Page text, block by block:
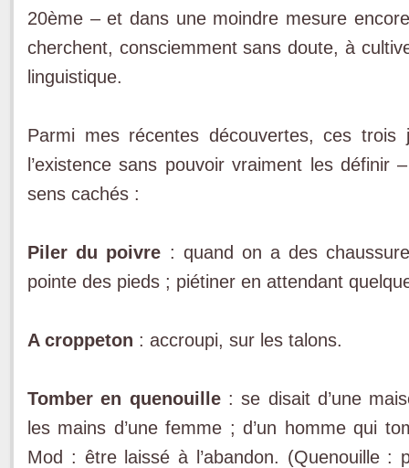
20ème – et dans une moindre mesure
cherchent, consciemment sans doute, à
linguistique.
Parmi mes récentes découvertes, ces trois
l’existence sans pouvoir vraiment les définir
sens cachés :
Piler du poivre : quand on a des
pointe des pieds ; piétiner en attendant
A croppeton : accroupi, sur les talons.
Tomber en quenouille: se disait d’une
les mains d’une femme ; d’un homme qui
Mod : être laissé à l’abandon. (Quenouille :